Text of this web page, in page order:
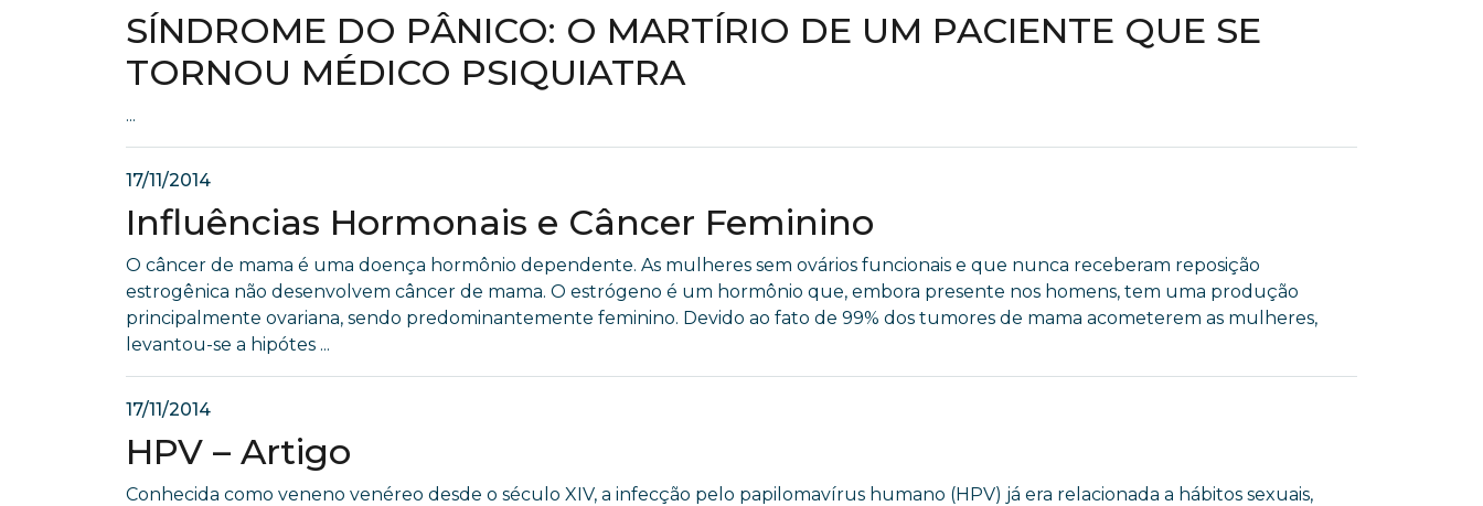
SÍNDROME DO PÂNICO: O MARTÍRIO DE UM PACIENTE QUE SE
TORNOU MÉDICO PSIQUIATRA
...
17/11/2014
Influências Hormonais e Câncer Feminino
O câncer de mama é uma doença hormônio dependente. As mulheres sem ovários funcionais e que nunca receberam reposição
estrogênica não desenvolvem câncer de mama. O estrógeno é um hormônio que, embora presente nos homens, tem uma produção
principalmente ovariana, sendo predominantemente feminino. Devido ao fato de 99% dos tumores de mama acometerem as mulheres,
levantou-se a hipótes ...
17/11/2014
HPV – Artigo
Conhecida como veneno venéreo desde o século XIV, a infecção pelo papilomavírus humano (HPV) já era relacionada a hábitos sexuais,